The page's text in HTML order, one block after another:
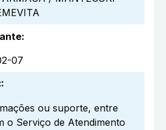
:
07
:
ou suporte, entre
o Serviço de Atendimento